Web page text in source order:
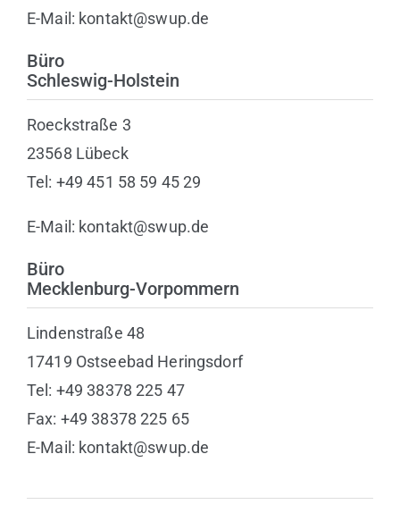
E-Mail: kontakt@swup.de
Büro
Schleswig-Holstein
Roeckstraße 3
23568 Lübeck
Tel: +49 451 58 59 45 29
E-Mail: kontakt@swup.de
Büro
Mecklenburg-Vorpommern
Lindenstraße 48
17419 Ostseebad Heringsdorf
Tel: +49 38378 225 47
Fax: +49 38378 225 65
E-Mail: kontakt@swup.de